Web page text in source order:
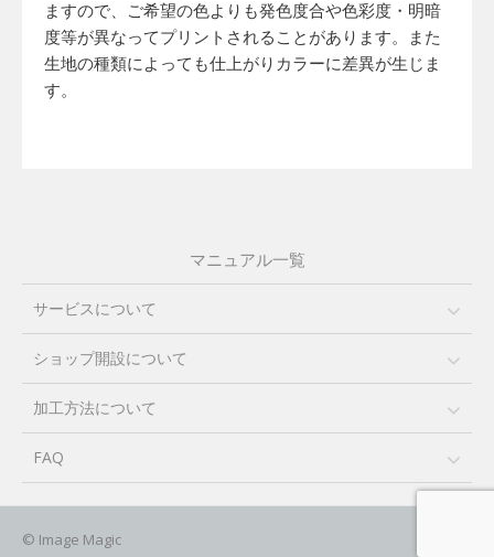
ますので、ご希望の色よりも発色度合や色彩度・明暗
度等が異なってプリントされることがあります。また
生地の種類によっても仕上がりカラーに差異が生じま
す。
マニュアル一覧
サービスについて
ショップ開設について
加工方法について
FAQ
© Image Magic